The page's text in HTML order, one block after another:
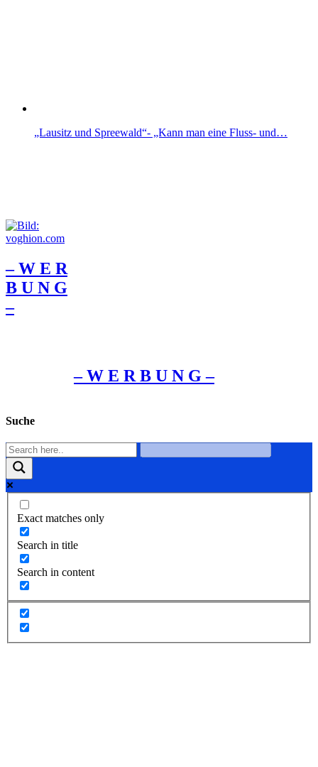
„Lausitz und Spreewald“- „Kann man eine Fluss- und…
– W Ε R
Β U Ν G
–
– W Ε R Β U Ν G –
Suche
Exact matches only
Search in title
Search in content